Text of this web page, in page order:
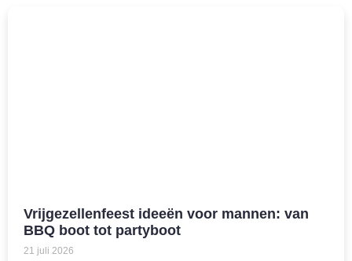
Vrijgezellenfeest ideeën voor mannen: van
BBQ boot tot partyboot
21 juli 2026